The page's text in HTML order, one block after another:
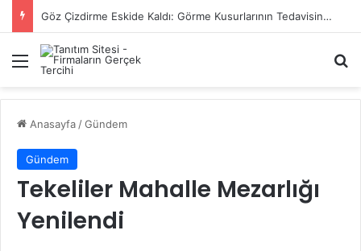
Başiskele Acil Çilingir Hizmeti İçin Doğru Adres Neresi?
Menü
Anasayfa /Gündem
Gündem
Tekeliler Mahalle Mezarlığı
Yenilendi